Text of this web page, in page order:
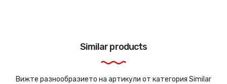
Similar products
Вижте разнообразието на артикули от категория Similar